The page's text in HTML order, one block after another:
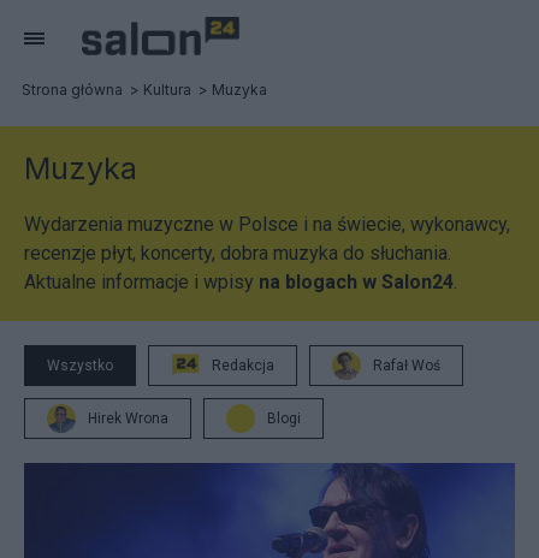
Strona główna Kultura Muzyka
Muzyka
Wydarzenia muzyczne w Polsce i na świecie, wykonawcy,
recenzje płyt, koncerty, dobra muzyka do słuchania.
Aktualne informacje i wpisy na blogach w Salon24.
Wszystko Redakcja Rafał Woś
Hirek Wrona Blogi